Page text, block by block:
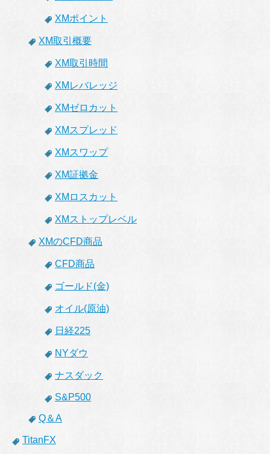
XMポイント
XM取引概要
XM取引時間
XMレバレッジ
XMゼロカット
XMスプレッド
XMスワップ
XM証拠金
XMロスカット
XMストップレベル
XMのCFD商品
CFD商品
ゴールド(金)
オイル(原油)
日経225
NYダウ
ナスダック
S&P500
Q＆A
TitanFX